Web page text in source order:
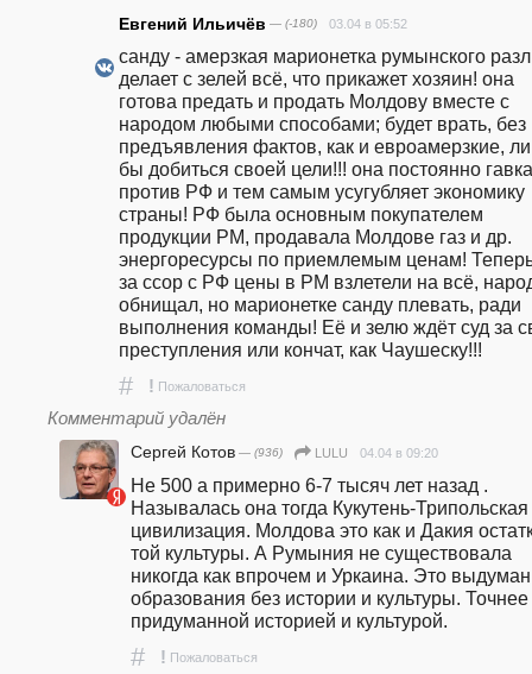
Евгений Ильичёв — (-180) 03.04 в 05:52
санду - амерзкая марионетка румынского
делает с зелей всё, что прикажет хозяин! она
готова предать и продать Молдову вместе с
народом любыми способами; будет врать, без
предъявления фактов, как и евроамерзкие,
бы добиться своей цели!!! она постоянно
против РФ и тем самым усугубляет экономику
страны! РФ была основным покупателем
продукции РМ, продавала Молдове газ и др.
энергоресурсы по приемлемым ценам!
за ссор с РФ цены в РМ взлетели на всё,
обнищал, но марионетке санду плевать, ради
выполнения команды! Её и зелю ждёт суд за
преступления или кончат, как Чаушеску!!!
# ! Пожаловаться
Комментарий удалён
Сергей Котов — (936) LULU 04.04 в 09:20
Не 500 а примерно 6-7 тысяч лет назад .
Называлась она тогда Кукутень-Трипольская
цивилизация. Молдова это как и Дакия
той культуры. А Румыния не существовала
никогда как впрочем и Уркаина. Это
образования без истории и культуры. Точнее
придуманной историей и культурой.
# ! Пожаловаться